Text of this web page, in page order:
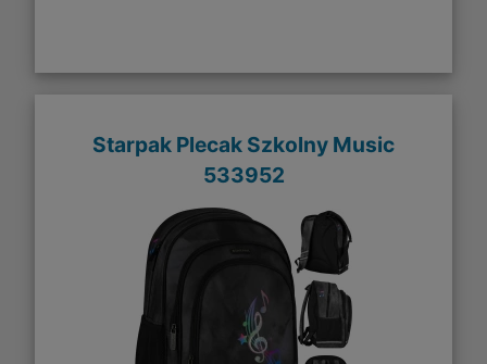
Starpak Plecak Szkolny Music
533952